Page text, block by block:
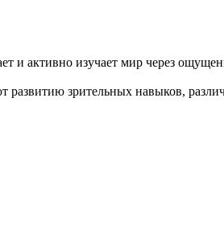
и активно изучает мир через
развитию зрительных навыков,